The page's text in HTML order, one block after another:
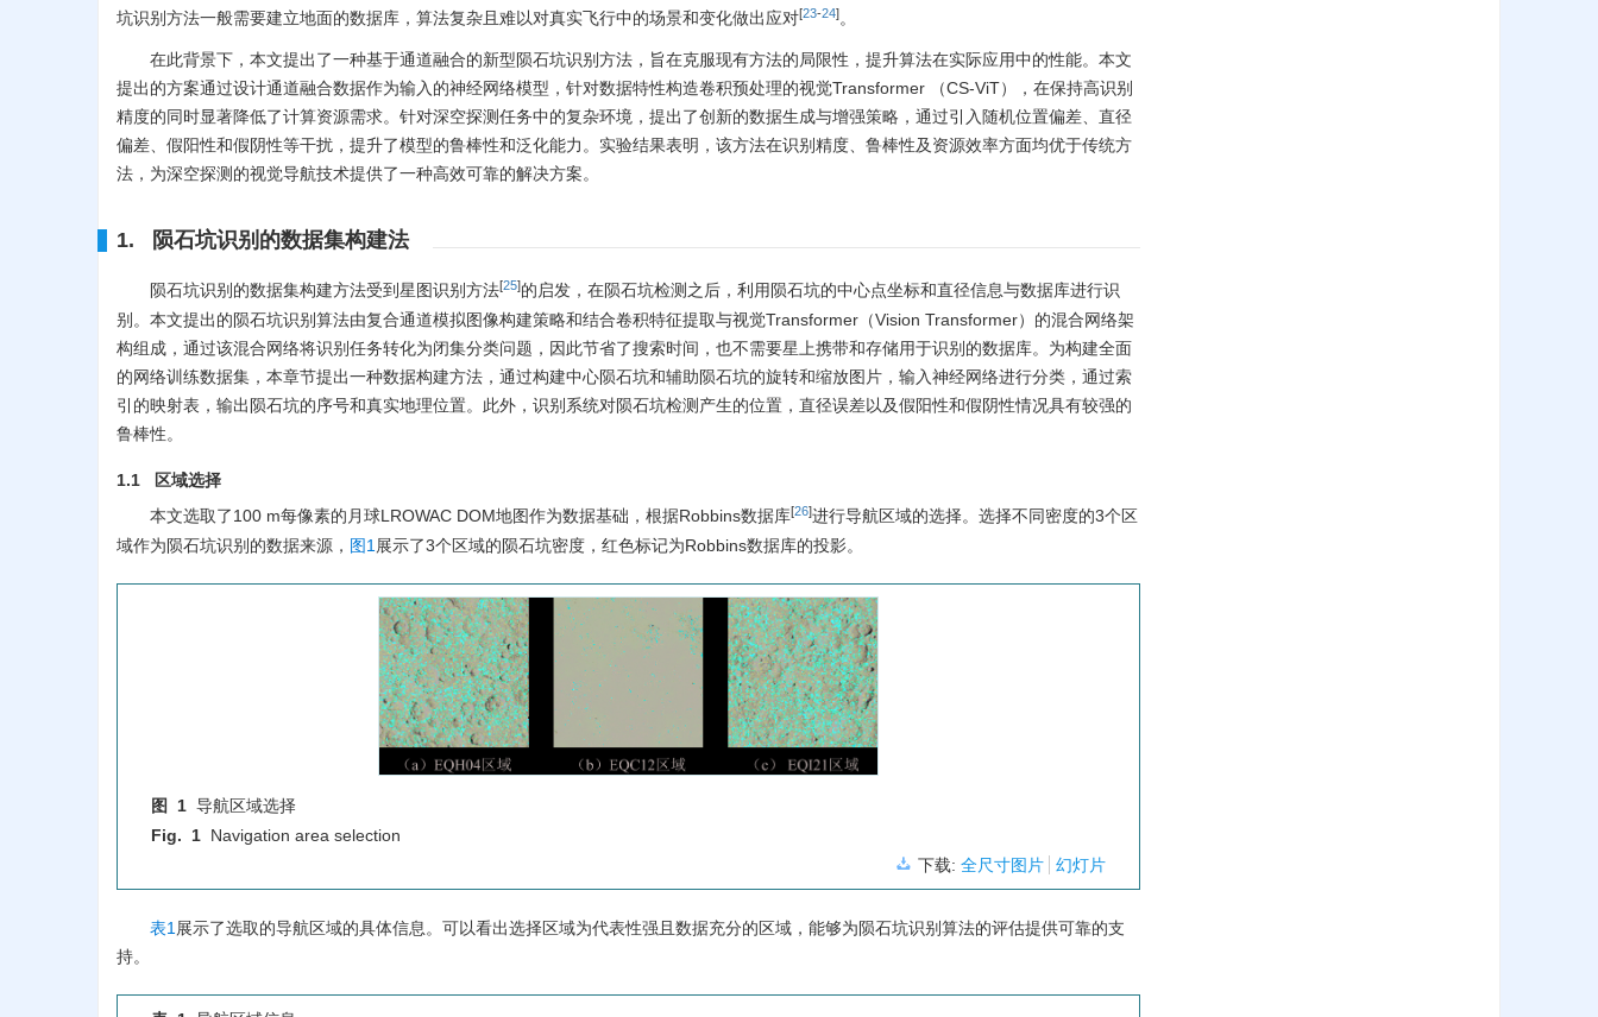
坑识别方法一般需要建立地面的数据库，算法复杂且难以对真实飞行中的场景和变化做出应对[23-24]。
在此背景下，本文提出了一种基于通道融合的新型陨石坑识别方法，旨在克服现有方法的局限性，提升算法在实际应用中的性能。本文
提出的方案通过设计通道融合数据作为输入的神经网络模型，针对数据特性构造卷积预处理的视觉Transformer （CS-ViT），在保持高识别
精度的同时显著降低了计算资源需求。针对深空探测任务中的复杂环境，提出了创新的数据生成与增强策略，通过引入随机位置偏差、直径
偏差、假阳性和假阴性等干扰，提升了模型的鲁棒性和泛化能力。实验结果表明，该方法在识别精度、鲁棒性及资源效率方面均优于传统方
法，为深空探测的视觉导航技术提供了一种高效可靠的解决方案。
1. 陨石坑识别的数据集构建法
陨石坑识别的数据集构建方法受到星图识别方法[25]的启发，在陨石坑检测之后，利用陨石坑的中心点坐标和直径信息与数据库进行识
别。本文提出的陨石坑识别算法由复合通道模拟图像构建策略和结合卷积特征提取与视觉Transformer（Vision Transformer）的混合网络架
构组成，通过该混合网络将识别任务转化为闭集分类问题，因此节省了搜索时间，也不需要星上携带和存储用于识别的数据库。为构建全面
的网络训练数据集，本章节提出一种数据构建方法，通过构建中心陨石坑和辅助陨石坑的旋转和缩放图片，输入神经网络进行分类，通过索
引的映射表，输出陨石坑的序号和真实地理位置。此外，识别系统对陨石坑检测产生的位置，直径误差以及假阳性和假阴性情况具有较强的
鲁棒性。
1.1 区域选择
本文选取了100 m每像素的月球LROWAC DOM地图作为数据基础，根据Robbins数据库[26]进行导航区域的选择。选择不同密度的3个区
域作为陨石坑识别的数据来源， 图1 展示了3个区域的陨石坑密度，红色标记为Robbins数据库的投影。
图 1 导航区域选择
Fig. 1 Navigation area selection
下载: 全尺寸图片 幻灯片
表1 展示了选取的导航区域的具体信息。可以看出选择区域为代表性强且数据充分的区域，能够为陨石坑识别算法的评估提供可靠的支
持。